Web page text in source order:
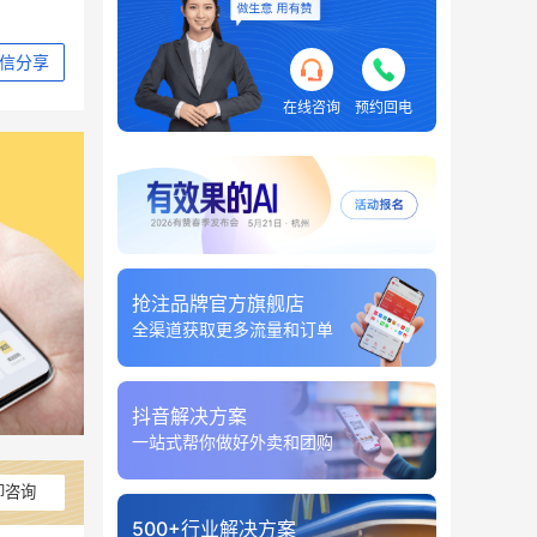
分享
咨询
在线咨询 预约回电
抢注品牌官方旗舰店
全渠道获取更多流量和订单
抖音解决方案
一站式帮你做好外卖和团购
500+行业解决方案